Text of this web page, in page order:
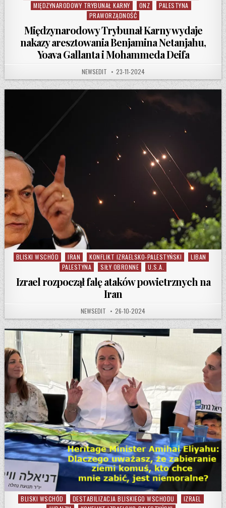
MIĘDZYNARODOWY TRYBUNAŁ KARNY
ONZ
PALESTYNA
PRAWORZĄDNOŚĆ
Międzynarodowy Trybunał Karny wydaje
nakazy aresztowania Benjamina Netanjahu,
Yoava Gallanta i Mohammeda Deifa
AUTHOR:
NEWSEDIT PUBLISHED DATE:
23-11-2024
Posted in
BLISKI WSCHÓD IRAN KONFLIKT IZRAELSKO-PALESTYŃSKI
LIBAN
PALESTYNA
SIŁY OBRONNE U.S.A.
Izrael rozpoczął falę ataków powietrznych na
Iran
AUTHOR:
NEWSEDIT PUBLISHED DATE:
26-10-2024
Posted in
BLISKI WSCHÓD DESTABILIZACJA BLISKIEGO WSCHODU
IZRAEL